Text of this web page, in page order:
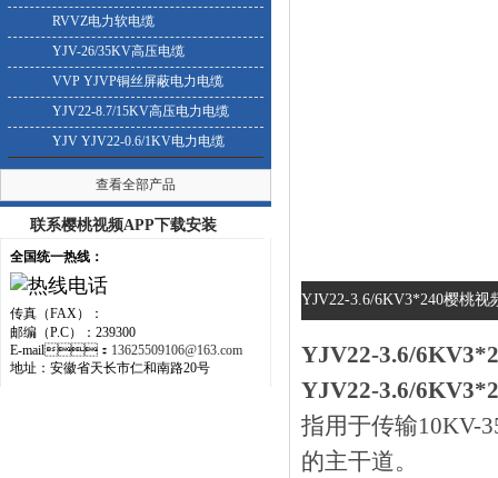
压电缆
RVVZ电力软电缆
YJV-26/35KV高压电缆
VVP YJVP铜丝屏蔽电力电缆
YJV22-8.7/15KV高压电力电缆
YJV YJV22-0.6/1KV电力电缆
查看全部产品
联系樱桃视频APP下载安装
全国统一热线：
传真（FAX）：
邮编（P.C）：239300
E-mail： 13625509106@163.com
地址：安徽省天长市仁和南路20号
YJV22-3.6/6KV3*240樱桃视
YJV22-3.6/
YJV22-3.6/
指用于传输10KV-
的主干道。